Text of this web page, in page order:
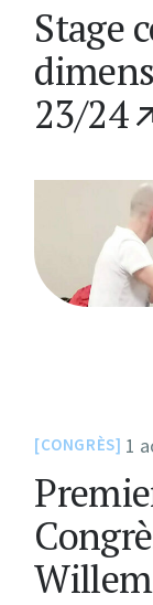
Stage
23/24
CONGRÈS 1